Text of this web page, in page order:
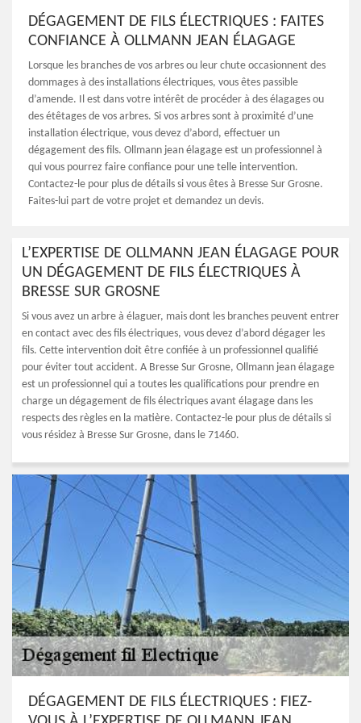
DÉGAGEMENT DE FILS ÉLECTRIQUES : FAITES
CONFIANCE À OLLMANN JEAN ÉLAGAGE
Lorsque les branches de vos arbres ou leur chute occasionnent des
dommages à des installations électriques, vous êtes passible
d’amende. Il est dans votre intérêt de procéder à des élagages ou
des étêtages de vos arbres. Si vos arbres sont à proximité d’une
installation électrique, vous devez d’abord, effectuer un
dégagement des fils. Ollmann jean élagage est un professionnel à
qui vous pourrez faire confiance pour une telle intervention.
Contactez-le pour plus de détails si vous êtes à Bresse Sur Grosne.
Faites-lui part de votre projet et demandez un devis.
L’EXPERTISE DE OLLMANN JEAN ÉLAGAGE POUR
UN DÉGAGEMENT DE FILS ÉLECTRIQUES À
BRESSE SUR GROSNE
Si vous avez un arbre à élaguer, mais dont les branches peuvent entrer
en contact avec des fils électriques, vous devez d’abord dégager les
fils. Cette intervention doit être confiée à un professionnel qualifié
pour éviter tout accident. A Bresse Sur Grosne, Ollmann jean élagage
est un professionnel qui a toutes les qualifications pour prendre en
charge un dégagement de fils électriques avant élagage dans les
respects des règles en la matière. Contactez-le pour plus de détails si
vous résidez à Bresse Sur Grosne, dans le 71460.
DÉGAGEMENT DE FILS ÉLECTRIQUES : FIEZ-